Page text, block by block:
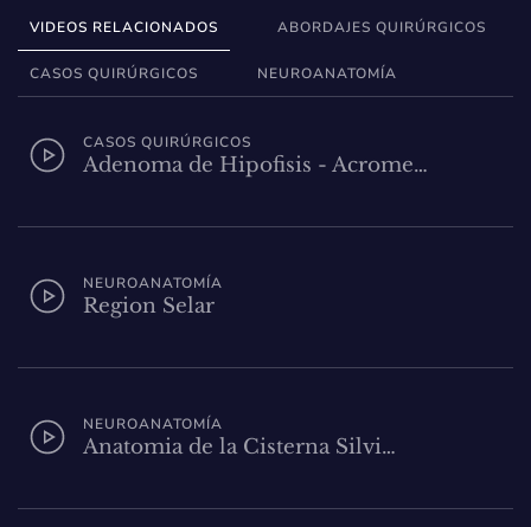
VIDEOS RELACIONADOS ABORDAJES QUIRÚRGICOS
CASOS QUIRÚRGICOS NEUROANATOMÍA
CASOS QUIRÚRGICOS
Adenoma de Hipofisis - Acrome…
NEUROANATOMÍA
Region Selar
NEUROANATOMÍA
Anatomia de la Cisterna Silvi…